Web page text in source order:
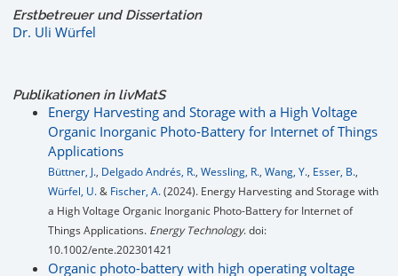
Erstbetreuer und Dissertation
Dr. Uli Würfel
Publikationen in livMatS
Energy Harvesting and Storage with a High Voltage
Organic Inorganic Photo-Battery for Internet of Things
Applications
Büttner, J., Delgado Andrés, R., Wessling, R., Wang, Y., Esser, B.,
Würfel, U.& Fischer, A.(2024). Energy Harvesting and Storage with
a High Voltage Organic Inorganic Photo-Battery for Internet of
Things Applications. Energy Technology. doi:
10.1002/ente.202301421
Organic photo-battery with high operating voltage